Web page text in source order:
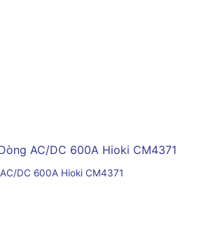
DC 600A Hioki CM4371